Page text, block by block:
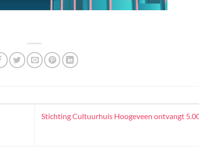
Stichting Cultuurhuis Hoogeveen ontvangt